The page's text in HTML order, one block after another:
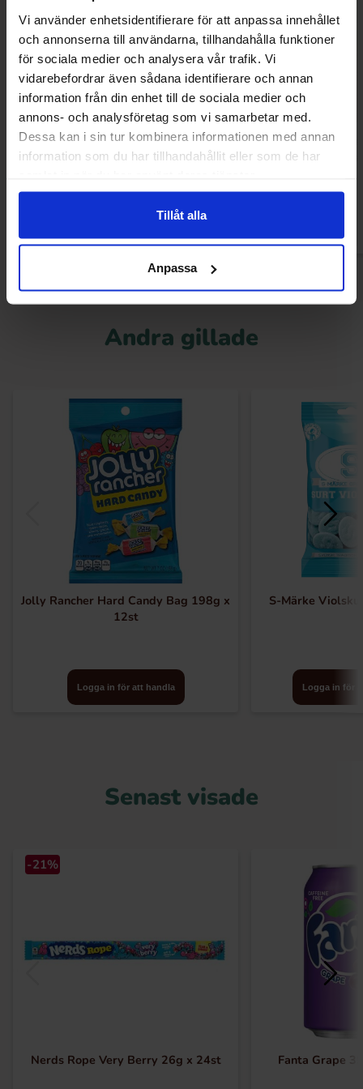
Vi använder enhetsidentifierare för att anpassa innehållet
och annonserna till användarna, tillhandahålla funktioner
för sociala medier och analysera vår trafik. Vi
vidarebefordrar även sådana identifierare och annan
information från din enhet till de sociala medier och
annons- och analysföretag som vi samarbetar med.
Dessa kan i sin tur kombinera informationen med annan
information som du har tillhandahållit eller som de har
Tillåt alla
Anpassa
Ramune Soda Melon 200ml x 30st
Ramune Soda
Andra gillade
Jolly Rancher Hard Candy Bag 198g x
12st
Logga in för att handla
S-Märke
Logga in för
Senast visade
-21%
Nerds Rope Very Berry 26g x 24st Fanta Grape